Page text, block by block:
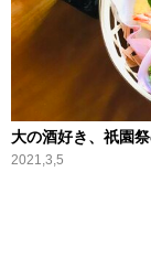
大の酒好き、祇園
2021,3,5